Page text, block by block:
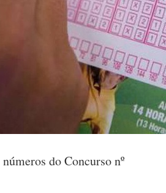
do Concurso nº